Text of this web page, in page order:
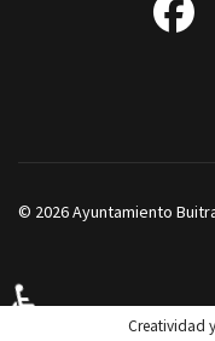
© 2026 Ayuntamiento
Creatividad